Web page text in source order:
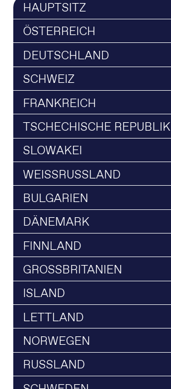
HAUPTSITZ
ÖSTERREICH
DEUTSCHLAND
SCHWEIZ
FRANKREICH
TSCHECHISCHE REPUBLIK
SLOWAKEI
WEISSRUSSLAND
BULGARIEN
DÄNEMARK
FINNLAND
GROSSBRITANIEN
ISLAND
LETTLAND
NORWEGEN
RUSSLAND